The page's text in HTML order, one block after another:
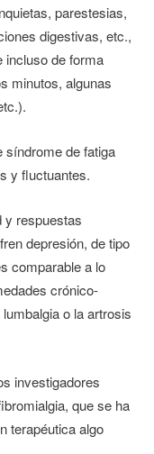
parestesias,
digestivas, etc.,
incluso de forma
minutos, algunas
de fatiga
y fluctuantes.
y respuestas
depresión, de tipo
comparable a lo
crónico-
o la artrosis
investigadores
que se ha
terapéutica algo